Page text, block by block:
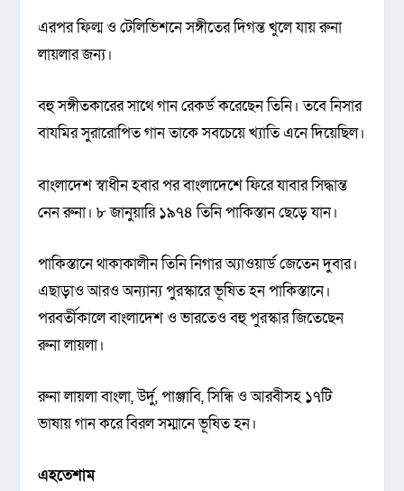
এরপর ফিল্ম ও টেলিভিশনে সঙ্গীতের দিগন্ত খুলে যায় রুনা
লায়লার জন্য।
বহু সঙ্গীতকারের সাথে গান রেকর্ড করেছেন তিনি। তবে নিসার
বাযমির সুরারোপিত গান তাকে সবচেয়ে খ্যাতি এনে দিয়েছিল।
বাংলাদেশ স্বাধীন হবার পর বাংলাদেশে ফিরে যাবার সিদ্ধান্ত
নেন রুনা। ৮ জানুয়ারি ১৯৭৪ তিনি পাকিস্তান ছেড়ে যান।
পাকিস্তানে থাকাকালীন তিনি নিগার অ্যাওয়ার্ড জেতেন দুবার।
এছাড়াও আরও অন্যান্য পুরস্কারে ভূষিত হন পাকিস্তানে।
পরবর্তীকালে বাংলাদেশ ও ভারতেও বহু পুরস্কার জিতেছেন
রুনা লায়লা।
রুনা লায়লা বাংলা, উর্দু, পাঞ্জাবি, সিন্ধি ও আরবীসহ ১৭টি
ভাষায় গান করে বিরল সম্মানে ভূষিত হন।
এহতেশাম